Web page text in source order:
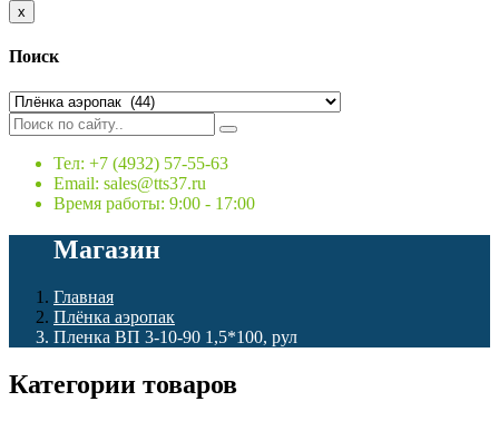
x
Поиск
Тел: +7 (4932) 57-55-63
Email: sales@tts37.ru
Время работы: 9:00 - 17:00
Магазин
Главная
Плёнка аэропак
Пленка ВП 3-10-90 1,5*100, рул
Категории товаров